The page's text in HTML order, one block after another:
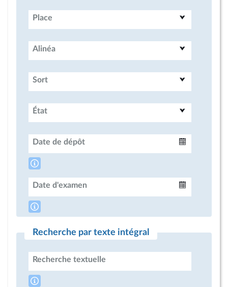
Place
Alinéa
Sort
État
Date de dépôt
Date d'examen
Recherche par texte intégral
Recherche textuelle